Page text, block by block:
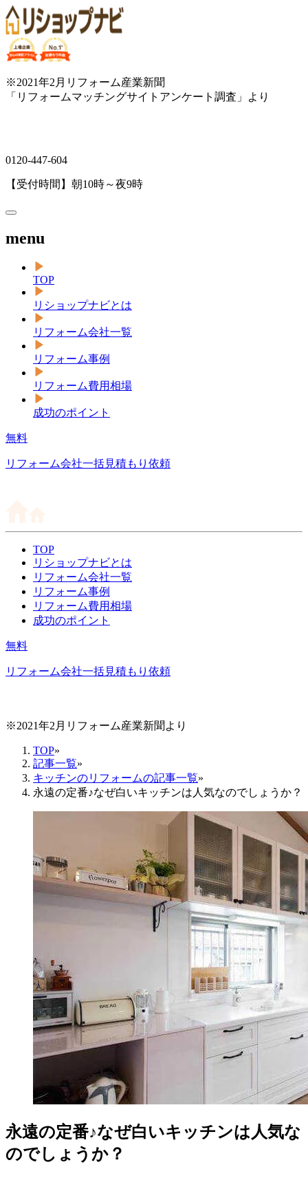
※2021年2月リフォーム産業新聞
「リフォームマッチングサイトアンケート調査」より
0120-447-604
【受付時間】朝10時～夜9時
menu
TOP
リショップナビとは
リフォーム会社一覧
リフォーム事例
リフォーム費用相場
成功のポイント
無料
リフォーム会社一括見積もり依頼
TOP
リショップナビとは
リフォーム会社一覧
リフォーム事例
リフォーム費用相場
成功のポイント
無料
リフォーム会社一括見積もり依頼
※2021年2月リフォーム産業新聞より
TOP»
記事一覧»
キッチンのリフォームの記事一覧»
永遠の定番♪なぜ白いキッチンは人気なのでしょうか？
永遠の定番♪なぜ白いキッチンは人気な
のでしょうか？